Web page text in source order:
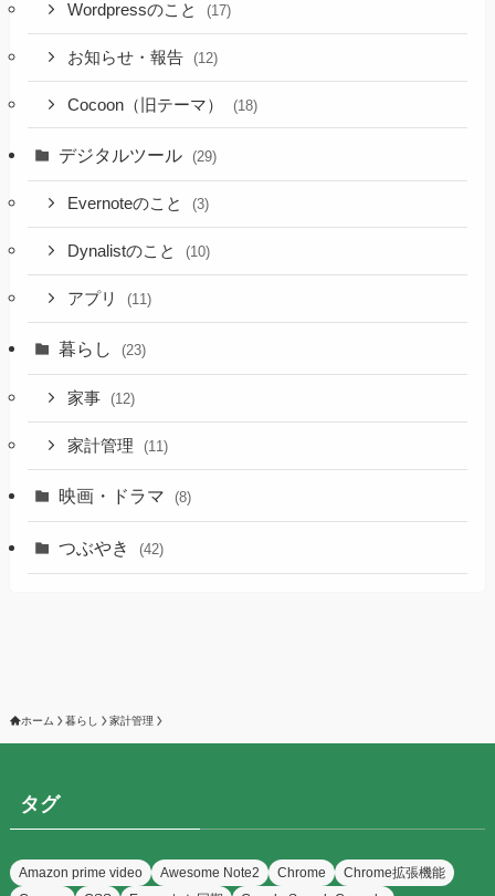
Wordpressのこと (17)
お知らせ・報告 (12)
Cocoon（旧テーマ） (18)
デジタルツール (29)
Evernoteのこと (3)
Dynalistのこと (10)
アプリ (11)
暮らし (23)
家事 (12)
家計管理 (11)
映画・ドラマ (8)
つぶやき (42)
ホーム 暮らし 家計管理
タグ
Amazon prime video Awesome Note2 Chrome
Chrome拡張機能